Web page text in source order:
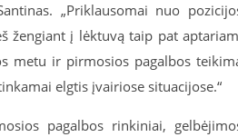
„Priklausomai nuo
žengiant į lėktuvą taip pat
metu ir pirmosios pagalbos
elgtis įvairiose situacijose.“
pagalbos rinkiniai,